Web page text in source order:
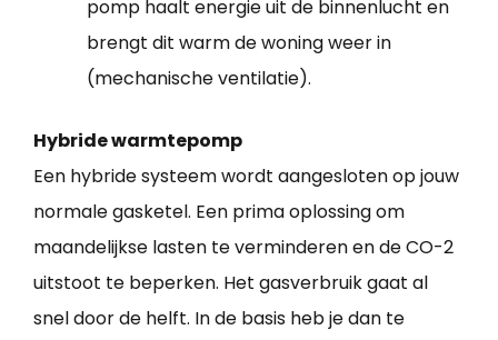
pomp haalt energie uit de binnenlucht en
brengt dit warm de woning weer in
(mechanische ventilatie).
Hybride warmtepomp
Een hybride systeem wordt aangesloten op jouw
normale gasketel. Een prima oplossing om
maandelijkse lasten te verminderen en de CO-2
uitstoot te beperken. Het gasverbruik gaat al
snel door de helft. In de basis heb je dan te